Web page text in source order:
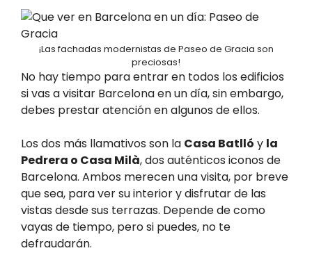
¡Las fachadas modernistas de Paseo de Gracia son
preciosas!
No hay tiempo para entrar en todos los edificios
si vas a visitar Barcelona en un día, sin embargo,
debes prestar atención en algunos de ellos.
Los dos más llamativos son la Casa Batlló y la
Pedrera o Casa Milà, dos auténticos iconos de
Barcelona. Ambos merecen una visita, por breve
que sea, para ver su interior y disfrutar de las
vistas desde sus terrazas. Depende de como
vayas de tiempo, pero si puedes, no te
defraudarán.